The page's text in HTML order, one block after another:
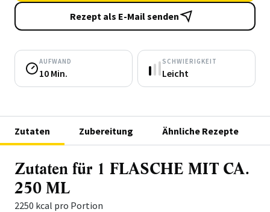
Rezept als E-Mail senden
AUFWAND
10 Min.
SCHWIERIGKEIT
Leicht
Zutaten Zubereitung Ähnliche Rezepte
Zutaten für 1 FLASCHE MIT CA.
250 ML
2250 kcal pro Portion